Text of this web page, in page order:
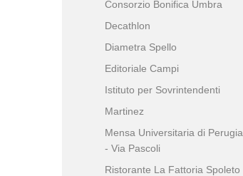
Consorzio Bonifica Umbra
Decathlon
Diametra Spello
Editoriale Campi
Istituto per Sovrintendenti
Martinez
Mensa Universitaria di Perugia
- Via Pascoli
Ristorante La Fattoria Spoleto